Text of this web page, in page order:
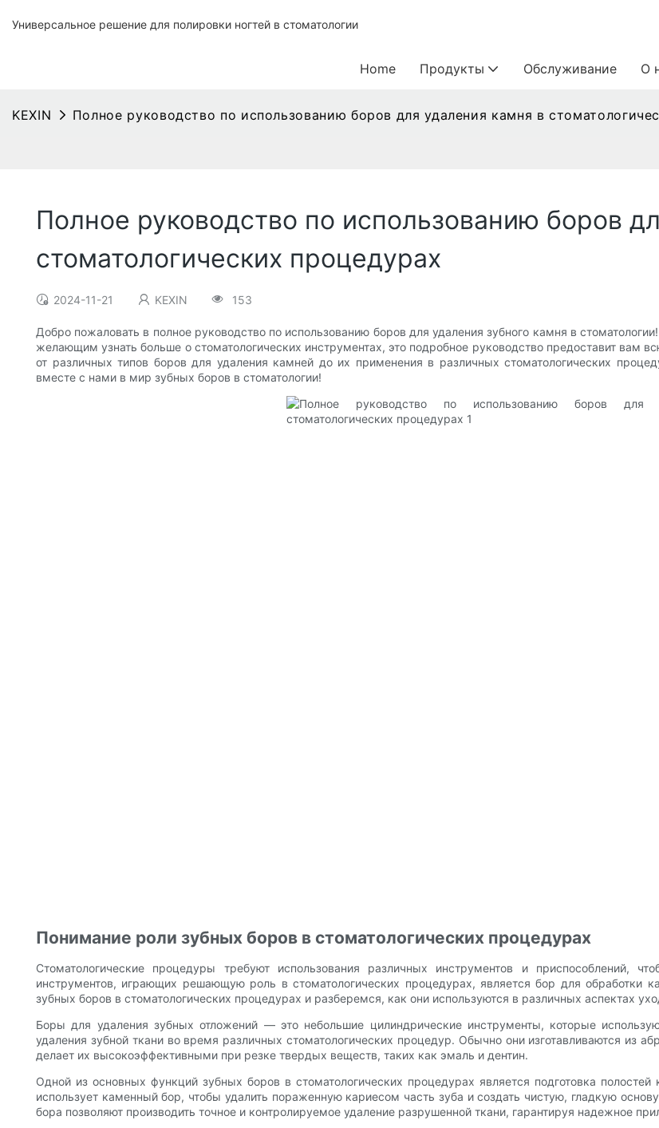
Универсальное решение для полировки ногтей в стоматологии
Home Продукты Обслуживание О
KEXIN Полное руководство по использованию боров для удаления камня в
Полное руководство по использованию боров
стоматологических процедурах
2024-11-21 KEXIN 153
Добро пожаловать в полное руководство по использованию боров для удаления зубного камня в
желающим узнать больше о стоматологических инструментах, это подробное руководство предоставит вам
от различных типов боров для удаления камней до их применения в различных стоматологических
вместе с нами в мир зубных боров в стоматологии!
Понимание роли зубных боров в стоматологических процедурах
Стоматологические процедуры требуют использования различных инструментов и приспособлений,
инструментов, играющих решающую роль в стоматологических процедурах, является бор для
зубных боров в стоматологических процедурах и разберемся, как они используются в различных аспектах
Боры для удаления зубных отложений — это небольшие цилиндрические инструменты, которые
удаления зубной ткани во время различных стоматологических процедур. Обычно они изготавливаются из
делает их высокоэффективными при резке твердых веществ, таких как эмаль и дентин.
Одной из основных функций зубных боров в стоматологических процедурах является подготовка
использует каменный бор, чтобы удалить пораженную кариесом часть зуба и создать чистую, гладкую
бора позволяют производить точное и контролируемое удаление разрушенной ткани, гарантируя надежное